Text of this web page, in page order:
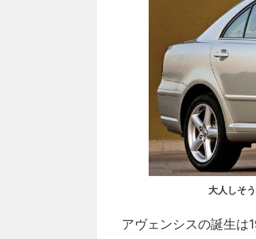
大人しそ
アヴェンシスの誕生は